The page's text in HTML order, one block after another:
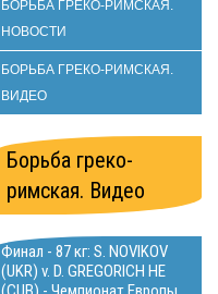
БОРЬБА ГРЕКО-РИМСКАЯ.
НОВОСТИ
БОРЬБА ГРЕКО-РИМСКАЯ.
ВИДЕО
Борьба греко-
римская. Видео
Финал - 87 кг: S. NOVIKOV
(UKR) v. D. GREGORICH HE